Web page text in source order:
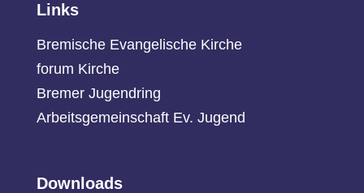
Links
Bremische Evangelische Kirche
forum Kirche
Bremer Jugendring
Arbeitsgemeinschaft Ev. Jugend
Downloads